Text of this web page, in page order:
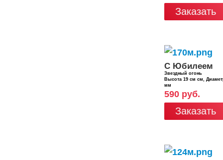
Заказать
С Юбилеем
Звездный огонь
Высота 19 см см,
мм
590 руб.
Заказать